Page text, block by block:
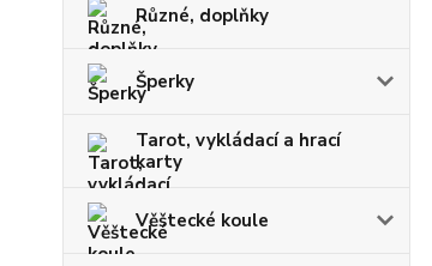
Různé, doplňky
Šperky
Tarot, vykládací a hrací
karty
Věštecké koule